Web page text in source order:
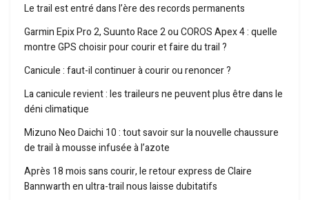
Le trail est entré dans l’ère des records permanents
Garmin Epix Pro 2, Suunto Race 2 ou COROS Apex 4 : quelle
montre GPS choisir pour courir et faire du trail ?
Canicule : faut-il continuer à courir ou renoncer ?
La canicule revient : les traileurs ne peuvent plus être dans le
déni climatique
Mizuno Neo Daichi 10 : tout savoir sur la nouvelle chaussure
de trail à mousse infusée à l’azote
Après 18 mois sans courir, le retour express de Claire
Bannwarth en ultra-trail nous laisse dubitatifs